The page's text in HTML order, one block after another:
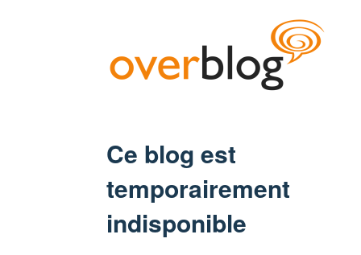
Ce blog est
temporairement
indisponible